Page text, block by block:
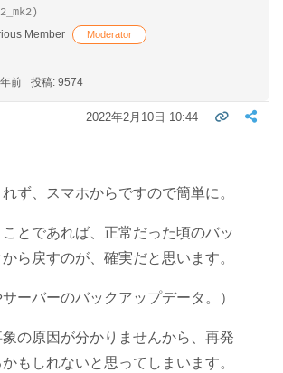
Member
Moderator
前 投稿: 9574
2022年2月10日 10:44
ず、スマホからですので簡単に。
ことであれば、正常だった頃のバッ
ら戻すのが、確実だと思います。
サーバーのバックアップデータ。）
の原因が分かりませんから、再発
もしれないと思ってしまいます。